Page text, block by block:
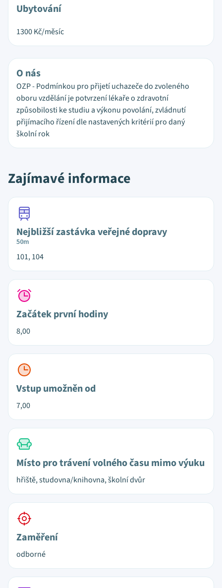
Ubytování
1300Kč/měsíc
O nás
OZP - Podmínkou pro přijetí uchazeče do zvoleného
oboru vzdělání je potvrzení lékaře o zdravotní
způsobilosti ke studiu a výkonu povolání, zvládnutí
přijímacího řízení dle nastavených kritérií pro daný
školní rok
Zajímavé informace
Nejbližší zastávka veřejné dopravy
50m
101, 104
Začátek první hodiny
8,00
Vstup umožněn od
7,00
Místo pro trávení volného času mimo výuku
hřiště, studovna/knihovna, školní dvůr
Zaměření
odborné